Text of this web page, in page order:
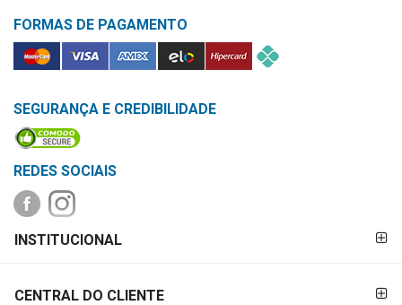
e
Monitores
Socorros
Casa
e
OFERTAS
FORMAS DE PAGAMENTO
SEGURANÇA E CREDIBILIDADE
REDES SOCIAIS
PAGAMENTO
INSTITUCIONAL
CENTRAL DO CLIENTE